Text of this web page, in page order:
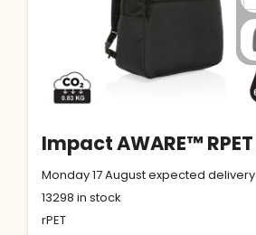
Monday 17 August expected delivery
13298 in stock
rPET